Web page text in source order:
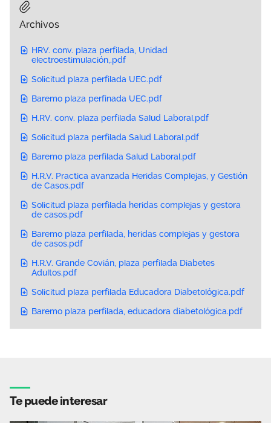
Archivos
HRV. conv. plaza perfilada, Unidad
electroestimulación,.pdf
Solicitud plaza perfilada UEC.pdf
Baremo plaza perfinada UEC.pdf
H.RV. conv. plaza perfilada Salud Laboral.pdf
Solicitud plaza perfilada Salud Laboral.pdf
Baremo plaza perfilada Salud Laboral.pdf
H.R.V. Practica avanzada Heridas Complejas, y Gestión
de Casos.pdf
Solicitud plaza perfilada heridas complejas y gestora
de casos.pdf
Baremo plaza perfilada, heridas complejas y gestora
de casos.pdf
H.R.V. Grande Covián, plaza perfilada Diabetes
Adultos.pdf
Solicitud plaza perfilada Educadora Diabetológica.pdf
Baremo plaza perfilada, educadora diabetológica.pdf
Te puede interesar